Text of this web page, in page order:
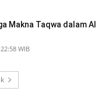
Makna Taqwa dalam Al
WIB